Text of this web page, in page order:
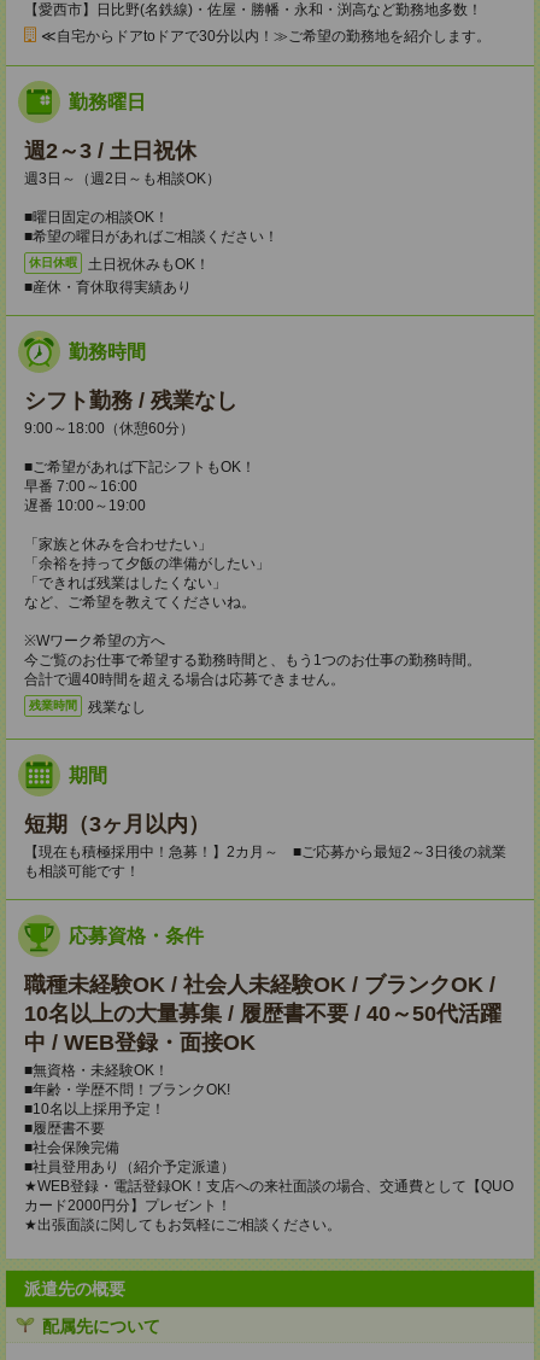
【愛西市】日比野(名鉄線)・佐屋・勝幡・永和・渕高など勤務地多数！
≪自宅からドアtoドアで30分以内！≫ご希望の勤務地を紹介します。
勤務曜日
週2～3 / 土日祝休
週3日～（週2日～も相談OK）
■曜日固定の相談OK！
■希望の曜日があればご相談ください！
休日休暇
土日祝休みもOK！
■産休・育休取得実績あり
勤務時間
シフト勤務 / 残業なし
9:00～18:00（休憩60分）
■ご希望があれば下記シフトもOK！
早番 7:00～16:00
遅番 10:00～19:00
「家族と休みを合わせたい」
「余裕を持って夕飯の準備がしたい」
「できれば残業はしたくない」
など、ご希望を教えてくださいね。
※Wワーク希望の方へ
今ご覧のお仕事で希望する勤務時間と、もう1つのお仕事の勤務時間。
合計で週40時間を超える場合は応募できません。
残業時間 残業なし
期間
短期（3ヶ月以内）
【現在も積極採用中！急募！】2カ月～ ■ご応募から最短2～3日後の就業
も相談可能です！
応募資格・条件
職種未経験OK / 社会人未経験OK / ブランクOK /
10名以上の大量募集 / 履歴書不要 / 40～50代活躍
中 / WEB登録・面接OK
■無資格・未経験OK！
■年齢・学歴不問！ブランクOK!
■10名以上採用予定！
■履歴書不要
■社会保険完備
■社員登用あり（紹介予定派遣）
★WEB登録・電話登録OK！支店への来社面談の場合、交通費として【QUO
カード2000円分】プレゼント！
★出張面談に関してもお気軽にご相談ください。
派遣先の概要
配属先について